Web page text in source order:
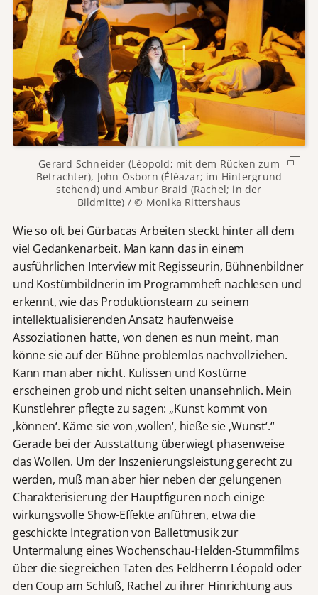
Gerard Schneider (Léopold; mit dem Rücken zum
Betrachter), John Osborn (Éléazar; im Hintergrund
stehend) und Ambur Braid (Rachel; in der
Bildmitte) / © Monika Rittershaus
Wie so oft bei Gürbacas Arbeiten steckt hinter all dem
viel Gedankenarbeit. Man kann das in einem
ausführlichen Interview mit Regisseurin, Bühnenbildner
und Kostümbildnerin im Programmheft nachlesen und
erkennt, wie das Produktionsteam zu seinem
intellektualisierenden Ansatz haufenweise
Assoziationen hatte, von denen es nun meint, man
könne sie auf der Bühne problemlos nachvollziehen.
Kann man aber nicht. Kulissen und Kostüme
erscheinen grob und nicht selten unansehnlich. Mein
Kunstlehrer pflegte zu sagen: „Kunst kommt von
‚können‘. Käme sie von ‚wollen‘, hieße sie ‚Wunst‘.“
Gerade bei der Ausstattung überwiegt phasenweise
das Wollen. Um der Inszenierungsleistung gerecht zu
werden, muß man aber hier neben der gelungenen
Charakterisierung der Hauptfiguren noch einige
wirkungsvolle Show-Effekte anführen, etwa die
geschickte Integration von Ballettmusik zur
Untermalung eines Wochenschau-Helden-Stummfilms
über die siegreichen Taten des Feldherrn Léopold oder
den Coup am Schluß, Rachel zu ihrer Hinrichtung aus